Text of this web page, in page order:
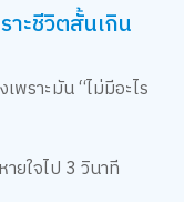
ะชีวิตสั้นเกิน
พราะมัน “ไม่มีอะไร
ยใจไป 3 วินาที